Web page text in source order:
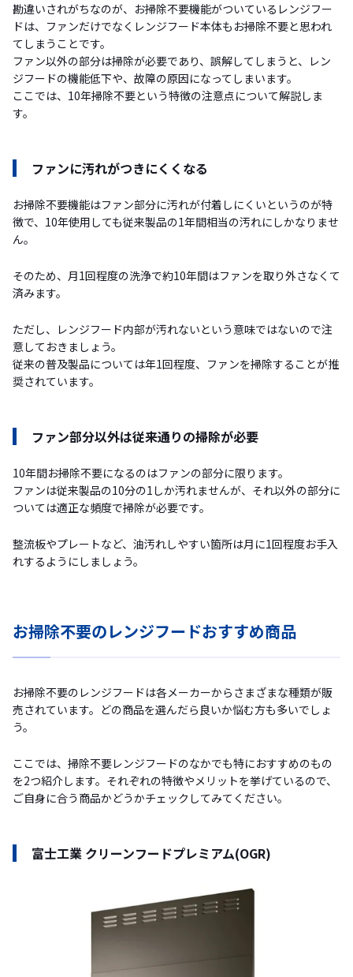
勘違いされがちなのが、お掃除不要機能がついているレンジフー
ドは、ファンだけでなくレンジフード本体もお掃除不要と思われ
てしまうことです。
ファン以外の部分は掃除が必要であり、誤解してしまうと、レン
ジフードの機能低下や、故障の原因になってしまいます。
ここでは、10年掃除不要という特徴の注意点について解説しま
す。
ファンに汚れがつきにくくなる
お掃除不要機能はファン部分に汚れが付着しにくいというのが特
徴で、10年使用しても従来製品の1年間相当の汚れにしかなりませ
ん。
そのため、月1回程度の洗浄で約10年間はファンを取り外さなくて
済みます。
ただし、レンジフード内部が汚れないという意味ではないので注
意しておきましょう。
従来の普及製品については年1回程度、ファンを掃除することが推
奨されています。
ファン部分以外は従来通りの掃除が必要
10年間お掃除不要になるのはファンの部分に限ります。
ファンは従来製品の10分の1しか汚れませんが、それ以外の部分に
ついては適正な頻度で掃除が必要です。
整流板やプレートなど、油汚れしやすい箇所は月に1回程度お手入
れするようにしましょう。
お掃除不要のレンジフードおすすめ商品
お掃除不要のレンジフードは各メーカーからさまざまな種類が販
売されています。どの商品を選んだら良いか悩む方も多いでしょ
う。
ここでは、掃除不要レンジフードのなかでも特におすすめのもの
を2つ紹介します。それぞれの特徴やメリットを挙げているので、
ご自身に合う商品かどうかチェックしてみてください。
富士工業 クリーンフードプレミアム(OGR)